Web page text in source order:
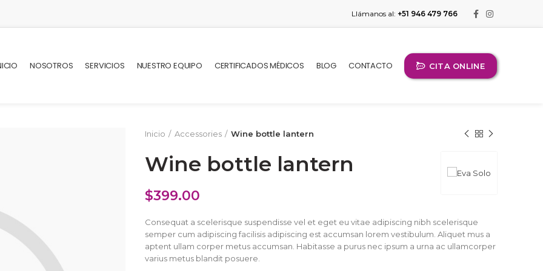
Llámanos al: +51 946 479 766
NOSOTROS SERVICIOS NUESTRO EQUIPO CERTIFICADOS MÉDICOS BLOG CONTACTO CITA ONLINE
Inicio Accessories Wine bottle lantern
Wine bottle lantern
$399.00
Consequat a scelerisque suspendisse vel et eget eu vitae adipiscing nibh scelerisque
semper cum adipiscing facilisis adipiscing est accumsan lorem vestibulum. Aliquet mus a
aptent ullam corper metus accumsan. Habitasse a purus nec ipsum a urna ac ullamcorper
varius metus blandit posuere.